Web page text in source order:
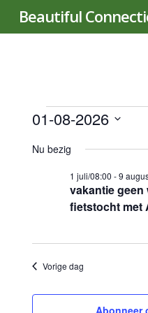
Beautiful
2026
01-08-2026
een
Nu bezig
vakantie
fietstocht met
1 juli/08:00 -9
Vorige dag
Abonneer